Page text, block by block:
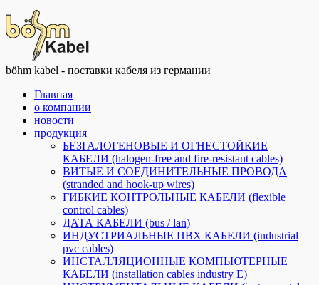
böhm kabel - поставки кабеля из германии
Главная
о компании
новости
продукция
БЕЗГАЛОГЕНОВЫЕ И ОГНЕСТОЙКИЕ
КАБЕЛИ (halogen-free and fire-resistant cables)
ВИТЫЕ И СОЕДИНИТЕЛЬНЫЕ ПРОВОДА
(stranded and hook-up wires)
ГИБКИЕ КОНТРОЛЬНЫЕ КАБЕЛИ (flexible
control cables)
ДАТА КАБЕЛИ (bus / lan)
ИНДУСТРИАЛЬНЫЕ ПВХ КАБЕЛИ (industrial
pvc cables)
ИНСТАЛЛЯЦИОННЫЕ КОМПЬЮТЕРНЫЕ
КАБЕЛИ (installation cables industry E)